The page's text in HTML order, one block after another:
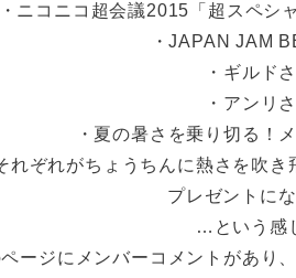
・ニコニコ超会議2015「超スペシ
・JAPAN JAM
・ギルド
・アンリ
・夏の暑さを乗り切る！
れぞれがちょうちんに熱さを吹
プレゼントに
…という感
ージにメンバーコメントがあり